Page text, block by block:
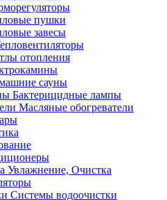
пушки
завесы
отопления
сауны
Бактерицидные лампы
Масляные обогреватели
Увлажнение, Очистка
Системы водоочистки